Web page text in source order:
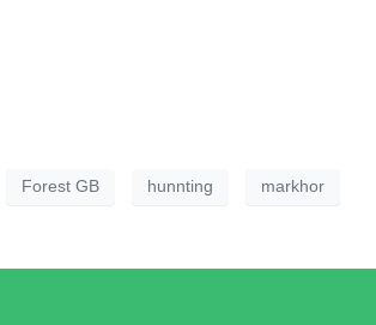
Forest GB hunnting markhor